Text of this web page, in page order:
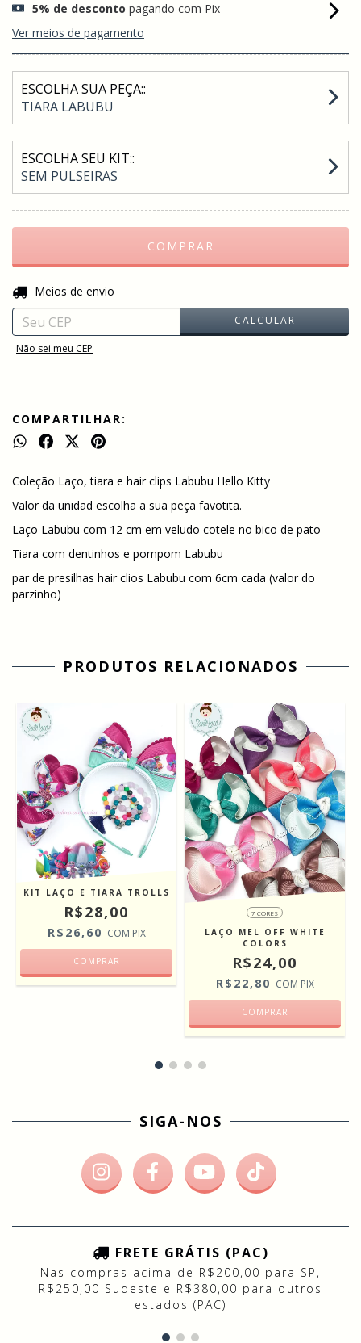
5% de desconto pagando com Pix
Ver meios de pagamento
ESCOLHA SUA PEÇA::
TIARA LABUBU
ESCOLHA SEU KIT::
SEM PULSEIRAS
Entregas para o CEP:
Meios de envio
CALCULAR
Não sei meu CEP
COMPARTILHAR:
Coleção Laço, tiara e hair clips Labubu Hello Kitty
Valor da unidad escolha a sua peça favotita.
Laço Labubu com 12 cm em veludo cotele no bico de pato
Tiara com dentinhos e pompom Labubu
par de presilhas hair clios Labubu com 6cm cada (valor do
parzinho)
PRODUTOS RELACIONADOS
KIT LAÇO E TIARA TROLLS
R$28,00
R$26,60 COM PIX
COMPRAR
7 CORES
LAÇO MEL OFF WHITE
COLORS
R$24,00
R$22,80 COM PIX
COMPRAR
SIGA-NOS
FRETE GRÁTIS (PAC)
Nas compras acima de R$200,00 para SP,
R$250,00 Sudeste e R$380,00 para outros
estados (PAC)